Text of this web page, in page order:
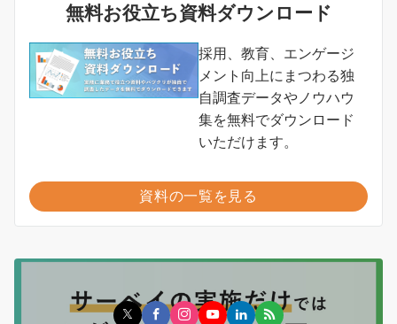
無料お役立ち資料ダウンロード
採用、教育、エンゲージ
メント向上にまつわる独
自調査データやノウハウ
集を無料でダウンロード
いただけます。
資料の一覧を見る